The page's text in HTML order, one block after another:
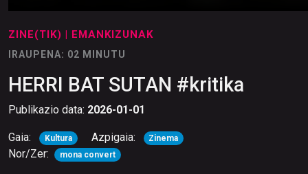
ZINE(TIK) | EMANKIZUNAK
IRAUPENA: 02 MINUTU
HERRI BAT SUTAN #kritika
Publikazio data: 2026-01-01
Gaia: Kultura Azpigaia: Zinema
Nor/Zer: mona convert